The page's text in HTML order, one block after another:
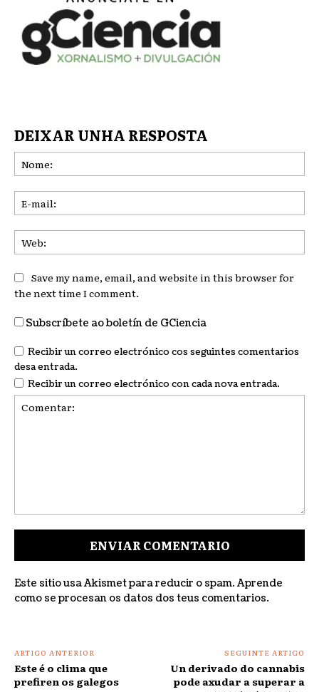
DEIXAR UNHA RESPOSTA
Save my name, email, and website in this browser for
the next time I comment.
Subscríbete ao boletín de GCiencia
Recibir un correo electrónico cos seguintes comentarios
desa entrada.
Recibir un correo electrónico con cada nova entrada.
Este sitio usa Akismet para reducir o spam. Aprende
como se procesan os datos dos teus comentarios.
ARTIGO ANTERIOR
Este é o clima que
prefiren os galegos
SEGUINTE ARTIGO
Un derivado do cannabis
pode axudar a superar a